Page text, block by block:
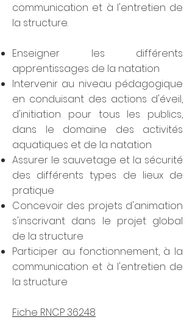
communication et à l'entretien de
la structure.
Enseigner les différents
apprentissages de la natation
Intervenir au niveau pédagogique
en conduisant des actions d'éveil,
d'initiation pour tous les publics,
dans le domaine des activités
aquatiques et de la natation
Assurer le sauvetage et la sécurité
des différents types de lieux de
pratique
Concevoir des projets d'animation
s'inscrivant dans le projet global
de la structure
Participer au fonctionnement, à la
communication et à l'entretien de
la structure
Fiche RNCP 36248